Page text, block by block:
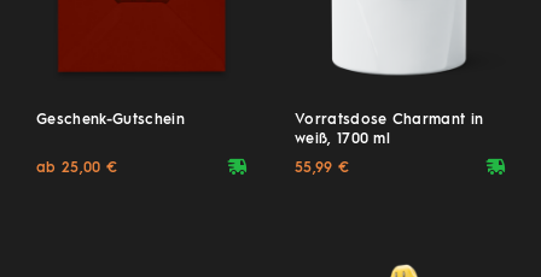
Geschenk-Gutschein
deliveryvan
ab 25,00 €
Vorratsdose Charmant in
weiß, 1700 ml
deliveryvan
55,99 €